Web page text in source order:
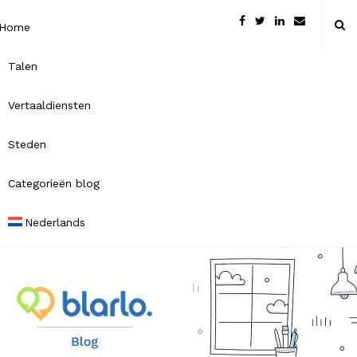
Talen
Vertaaldiensten
Steden
Categorieën blog
Nederlands
B